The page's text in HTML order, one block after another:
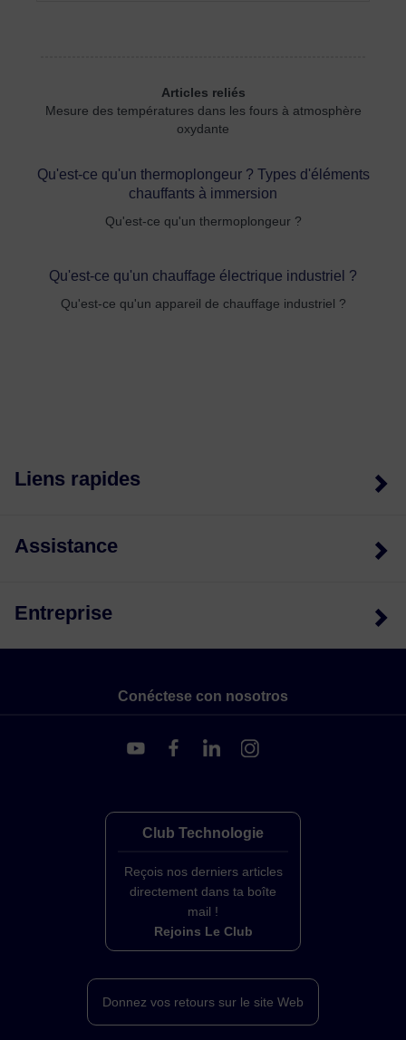
Articles reliés
Mesure des températures dans les fours à atmosphère
oxydante
Qu'est-ce qu'un thermoplongeur ? Types d'éléments
chauffants à immersion
Qu'est-ce qu'un thermoplongeur ?
Qu'est-ce qu'un chauffage électrique industriel ?
Qu'est-ce qu'un appareil de chauffage industriel ?
Liens rapides
Assistance
Entreprise
Conéctese con nosotros
Club Technologie
Reçois nos derniers articles
directement dans ta boîte
mail !
Rejoins Le Club
Donnez vos retours sur le site Web